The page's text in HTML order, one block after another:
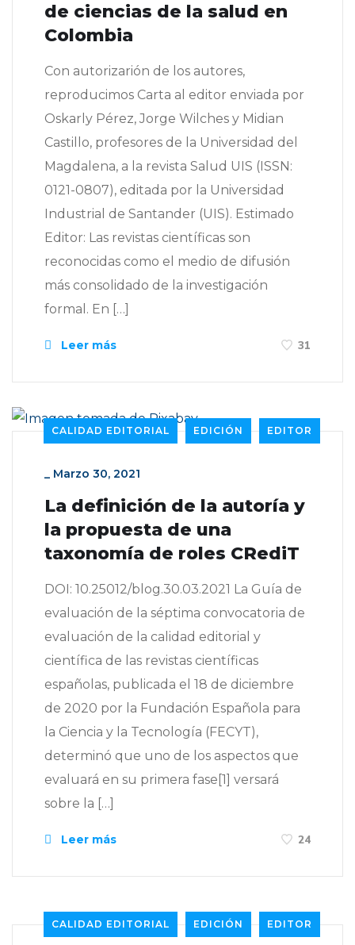
de ciencias de la salud en
Colombia
Con autorizarión de los autores,
reproducimos Carta al editor enviada por
Oskarly Pérez, Jorge Wilches y Midian
Castillo, profesores de la Universidad del
Magdalena, a la revista Salud UIS (ISSN:
0121-0807), editada por la Universidad
Industrial de Santander (UIS). Estimado
Editor: Las revistas científicas son
reconocidas como el medio de difusión
más consolidado de la investigación
formal. En […]
Leer más 31
CALIDAD EDITORIAL EDICIÓN EDITOR
_ Marzo 30, 2021
La definición de la autoría y
la propuesta de una
taxonomía de roles CRediT
DOI: 10.25012/blog.30.03.2021 La Guía de
evaluación de la séptima convocatoria de
evaluación de la calidad editorial y
científica de las revistas científicas
españolas, publicada el 18 de diciembre
de 2020 por la Fundación Española para
la Ciencia y la Tecnología (FECYT),
determinó que uno de los aspectos que
evaluará en su primera fase[1] versará
sobre la […]
Leer más 24
CALIDAD EDITORIAL EDICIÓN EDITOR